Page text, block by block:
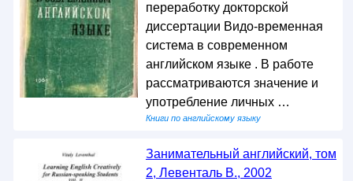
переработку докторской
диссертации Видо-временная
система в современном
английском языке . В работе
рассматриваются значение и
употребление личных …
Книги по английскому языку
Занимательный английский, том
2, Левенталь В., 2002